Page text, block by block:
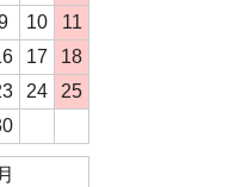
10
11
17
18
24
25